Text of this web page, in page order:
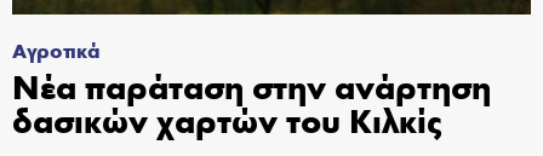
Αγροτικά
Νέα παράταση στην ανάρτηση
δασικών χαρτών του Κιλκίς